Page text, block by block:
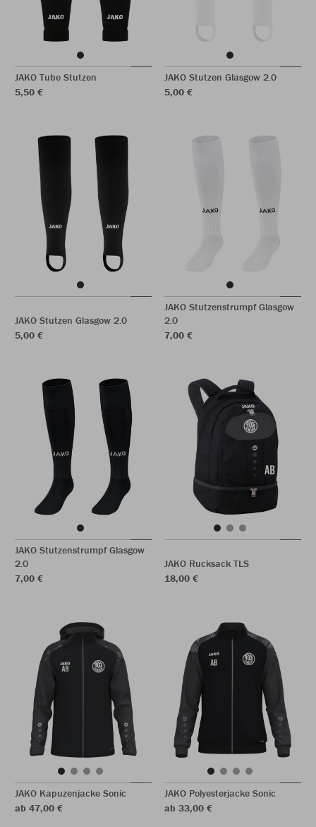
JAKO Tube Stutzen
5,50 €
JAKO Stutzen Glasgow 2.0
5,00 €
JAKO Stutzen Glasgow 2.0
5,00 €
JAKO Stutzenstrumpf Glasgow
2.0
7,00 €
JAKO Stutzenstrumpf Glasgow
2.0
7,00 €
JAKO Rucksack TLS
18,00 €
JAKO Kapuzenjacke Sonic
ab 47,00 €
JAKO Polyesterjacke Sonic
ab 33,00 €